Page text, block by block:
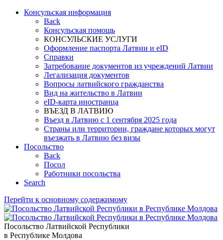
Консульская информация
Back
Консульская помощь
КОНСУЛЬСКИЕ УСЛУГИ
Оформление паспорта Латвии и eID
Справки
Затребование документов из учреждений Латвии
Легализация документов
Вопросы латвийского гражданства
Вид на жительство в Латвии
eID-карта иностранца
ВЪЕЗД В ЛАТВИЮ
Въезд в Латвию с 1 сентября 2025 года
Страны или территории, граждане которых могут
въезжать в Латвию без визы
Посольство
Back
Посол
Работники посольства
Search
Перейти к основному содержимому
Посольство Латвийской Республики
в Республике Молдова